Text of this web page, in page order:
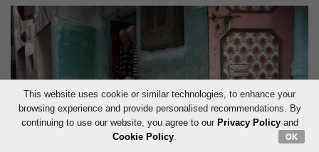
This website uses cookie or similar technologies, to enhance your
browsing experience and provide personalised recommendations. By
continuing to use our website, you agree to our Privacy Policyand
Cookie Policy. OK